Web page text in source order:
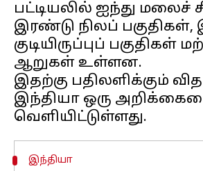
பட்டியலில் ஐந்து மலைச்
இரண்டு நிலப் பகுதிகள்,
குடியிருப்புப் பகுதிகள்
ஆறுகள் உள்ளன.
இதற்கு பதிலளிக்கும்
இந்தியா ஒரு
இந்தியா